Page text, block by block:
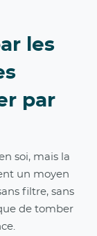
les
par
soi, mais la
un moyen
filtre, sans
de tomber